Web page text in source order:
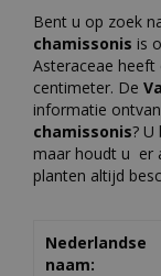
Bent u op zoek
chamissonis is
Asteraceae
centimeter. De
informatie
chamissonis?
maar houdt u er
planten altijd
Nederlandse
naam: